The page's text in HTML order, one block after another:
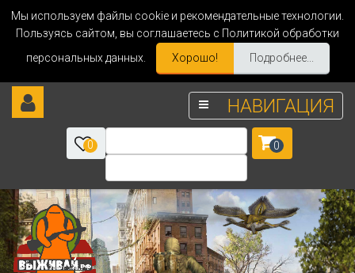
Мы используем файлы cookie и рекомендательные технологии.
Пользуясь сайтом, вы соглашаетесь с Политикой обработки
персональных данных.
Хорошо! Подробнее...
НАВИГАЦИЯ
0 0